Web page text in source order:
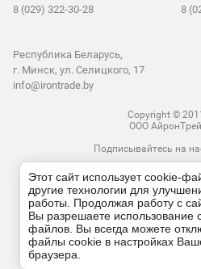
Copyright ©
ООО
Подписывайтесь на
8 (029) 322-30-28
8
Республика Беларусь,
г. Минск, ул. Селицкого, 17
info@irontrade.by
Время
пн.-чт.: 9:00-
пт.: 9:00-
Этот сайт использует cookie-
другие технологии для
работы. Продолжая работу с
Вы разрешаете использование
файлов. Вы всегда можете
файлы cookie в настройках
браузера.